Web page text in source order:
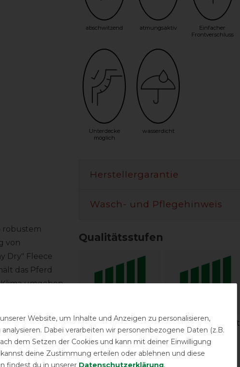
robustem
von
Dry" Fleece
das Pferd
umgeben.
und Du
abschwitzend atmungsaktiv
Einfacher
Frontverschluss
Unterdecke
möglich
wasserdicht
Herstellergarantie
Wasch- und Pflegehinweis
Qualitätsstufen
Reißfestigkeit Wasserdichtigkeit
Temperaturbereich in °C*
Website, um Inhalte und Anzeigen zu personalisieren,
Dabei verarbeiten wir personenbezogene Daten (z.B.
dem Setzen der Cookies und kann mit deiner Einwilligung
deine Zustimmung erteilen oder ablehnen und diese
findest du in unserer Daten­schutz­erklärung.